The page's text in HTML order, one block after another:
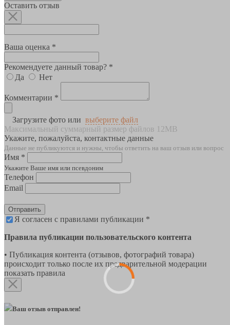
Оставить отзыв
Ваша оценка *
Рекомендуете данный товар? *
Да
Нет
Комментарии *
Загрузите фото или выберите файл
Максимальный суммарный размер файлов 12MB
Укажите, пожалуйста, контактные данные
Данные не публикуются и нужны, чтобы ответить на ваш отзыв или вопрос
Имя *
Укажите Ваше имя или псевдоним
Телефон
Email
Отправить
Я согласен с правилами публикации *
Правила публикации пользовательского контента
• Публикация контента (отзывов, фотографий товара)
происходит только после их предварительной модерации
показать правила
Ваш отзыв отправлен!